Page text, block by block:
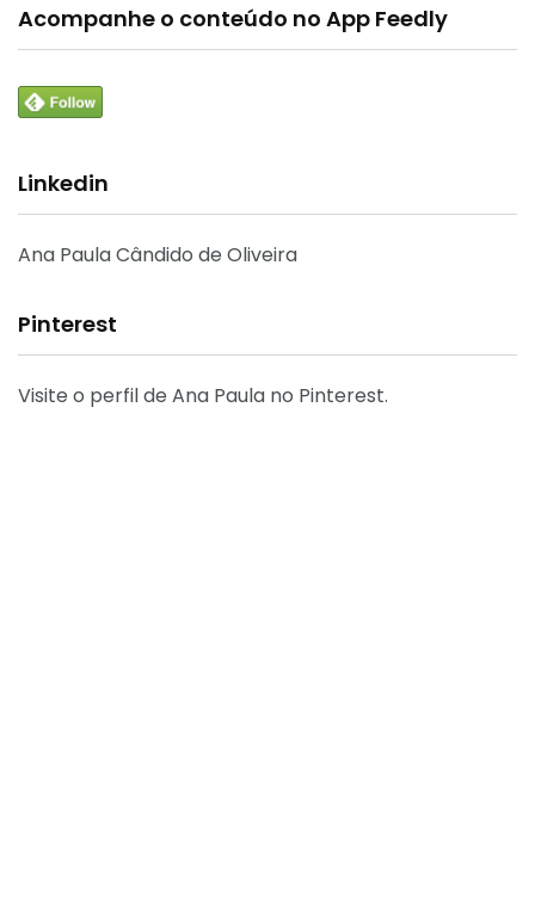
Acompanhe o conteúdo no App Feedly
Linkedin
Ana Paula Cândido de Oliveira
Pinterest
Visite o perfil de Ana Paula no Pinterest.